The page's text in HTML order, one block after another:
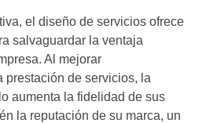
el diseño de servicios ofrece
salvaguardar la ventaja
Al mejorar
prestación de servicios, la
aumenta la fidelidad de sus
la reputación de su marca, un